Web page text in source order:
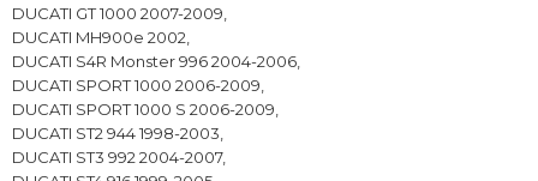
DUCATI GT 1000 2007-2009,
DUCATI MH900e 2002,
DUCATI S4R Monster 996 2004-2006,
DUCATI SPORT 1000 2006-2009,
DUCATI SPORT 1000 S 2006-2009,
DUCATI ST2 944 1998-2003,
DUCATI ST3 992 2004-2007,